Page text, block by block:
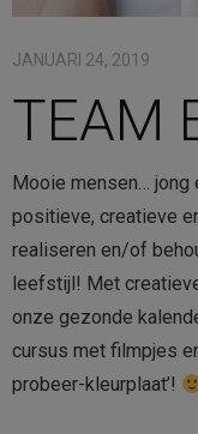
JANUARI 24, 2019
TEAM
Mooie mensen… jong
positieve, creatieve
realiseren en/of
leefstijl! Met
onze gezonde
cursus met filmpjes
probeer-kleurplaat’!